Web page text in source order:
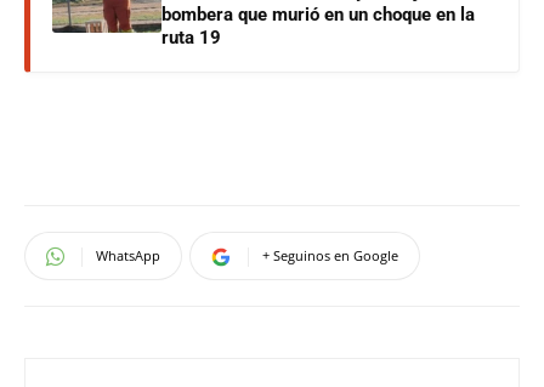
bombera que murió en un choque en la
ruta 19
WhatsApp + Seguinos en Google